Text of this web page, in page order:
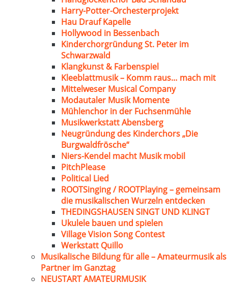
Harry-Potter-Orchesterprojekt
Hau Drauf Kapelle
Hollywood in Bessenbach
Kinderchorgründung St. Peter im
Schwarzwald
Klangkunst & Farbenspiel
Kleeblattmusik – Komm raus… mach mit
Mittelweser Musical Company
Modautaler Musik Momente
Mühlenchor in der Fuchsenmühle
Musikwerkstatt Abensberg
Neugründung des Kinderchors „Die
Burgwaldfrösche“
Niers-Kendel macht Musik mobil
PitchPlease
Political Lied
ROOTSinging / ROOTPlaying – gemeinsam
die musikalischen Wurzeln entdecken
THEDINGSHAUSEN SINGT UND KLINGT
Ukulele bauen und spielen
Village Vision Song Contest
Werkstatt Quillo
Musikalische Bildung für alle – Amateurmusik als
Partner im Ganztag
NEUSTART AMATEURMUSIK